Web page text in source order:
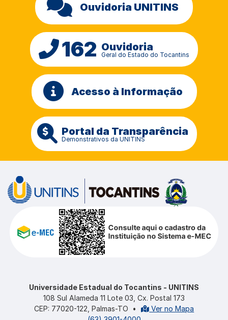
Ouvidoria UNITINS
162 Ouvidoria
Geral do Estado do Tocantins
Acesso à Informação
Portal da Transparência
Demonstrativos da UNITINS
Universidade Estadual do Tocantins - UNITINS
108 Sul Alameda 11 Lote 03, Cx. Postal 173
CEP: 77020-122, Palmas-TO
•
Ver no Mapa